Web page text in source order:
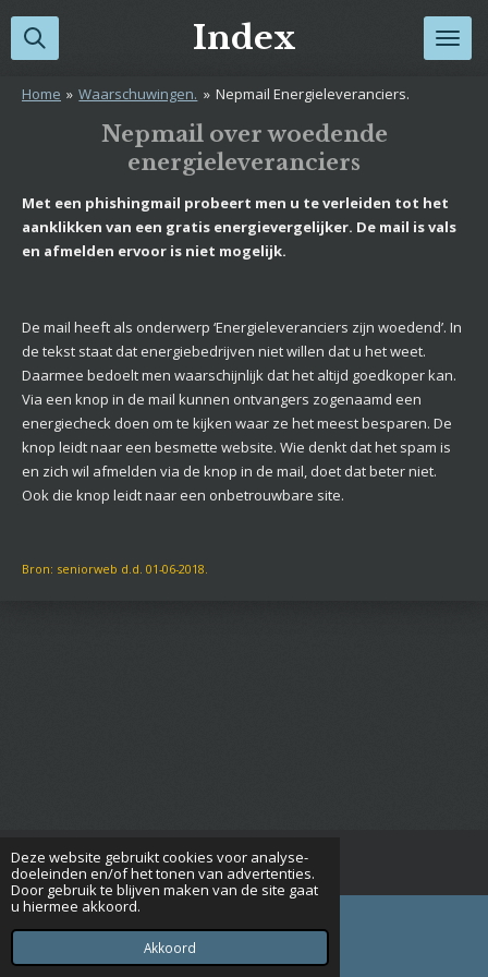
Deze website gebruikt cookies voor analyse-
doeleinden en/of het tonen van advertenties.
Door gebruik te blijven maken van de site gaat
u hiermee akkoord.
Akkoord
Ga
direct
de
Index
Home » Waarschuwingen. » Nepmail Energieleveranciers.
Nepmail over woedende
energieleveranciers
Met een phishingmail probeert men u te verleiden tot het
aanklikken van een gratis energievergelijker. De mail is vals
en afmelden ervoor is niet mogelijk.
De mail heeft als onderwerp ‘Energieleveranciers zijn woedend’. In
de tekst staat dat energiebedrijven niet willen dat u het weet.
Daarmee bedoelt men waarschijnlijk dat het altijd goedkoper kan.
Via een knop in de mail kunnen ontvangers zogenaamd een
energiecheck doen om te kijken waar ze het meest besparen. De
knop leidt naar een besmette website. Wie denkt dat het spam is
en zich wil afmelden via de knop in de mail, doet dat beter niet.
Ook die knop leidt naar een onbetrouwbare site.
Bron: seniorweb d.d. 01-06-2018.
© 2015 - 2026 Seniorenverenigingrijsbergen.nl